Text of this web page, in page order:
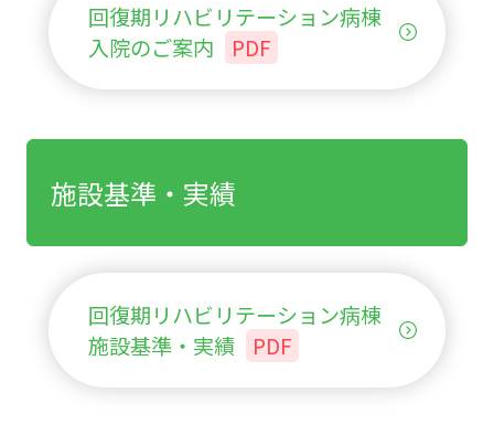
回復期リハビリテーション病棟
入院のご案内
PDF
施設基準・実績
回復期リハビリテーション病棟
施設基準・実績
PDF